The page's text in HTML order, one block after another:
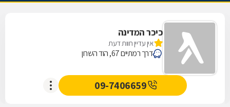
כיכר המדינה
אין עדיין חוות דעת
דרך רמתיים 67, הוד השרון
09-7406659